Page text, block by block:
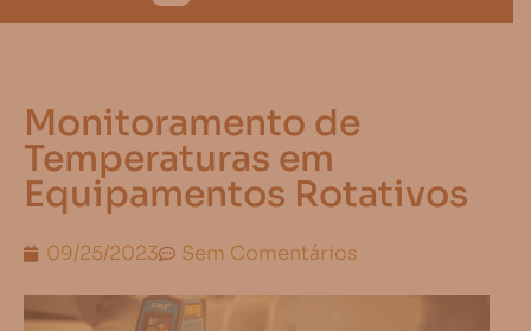
Monitoramento de
Temperaturas em
Equipamentos Rotativos
09/25/2023 Sem Comentários